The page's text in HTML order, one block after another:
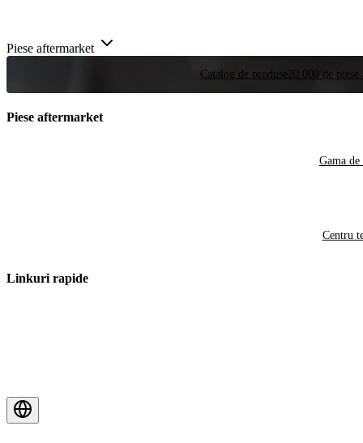
Piese aftermarket
Catalog de produse 20.000 de
Piese aftermarket
Gama de
Centru
Linkuri rapide